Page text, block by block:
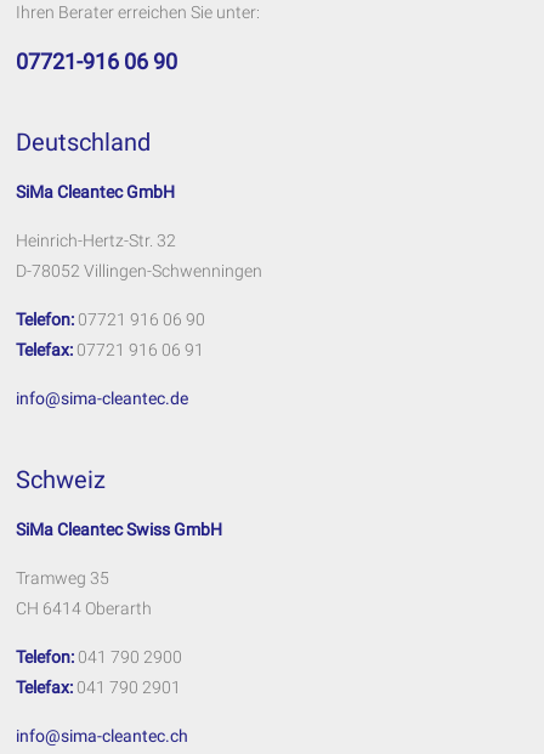
Ihren Berater erreichen Sie unter:
07721-916 06 90
Deutschland
SiMa Cleantec GmbH
Heinrich-Hertz-Str. 32
D-78052 Villingen-Schwenningen
Telefon: 07721 916 06 90
Telefax: 07721 916 06 91
info@sima-cleantec.de
Schweiz
SiMa Cleantec Swiss GmbH
Tramweg 35
CH 6414 Oberarth
Telefon: 041 790 2900
Telefax: 041 790 2901
info@sima-cleantec.ch